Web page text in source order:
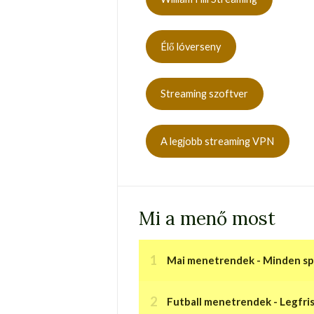
Élő lóverseny
Streaming szoftver
A legjobb streaming VPN
Mi a menő most
Mai menetrendek - Minden
Futball menetrendek -